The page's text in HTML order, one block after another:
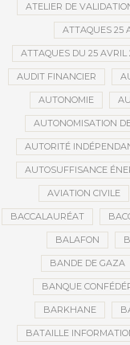
ATELIER DE
ATTAQUES 25
ATTAQUES DU 25 AVRIL
AUDIT FINANCIER
AUTONOMIE
AUTONOMISATION
AUTORITÉ
AUTOSUFFISANCE
AVIATION CIVILE
BACCALAURÉAT
BALAFON
BANDE DE GAZA
BANQUE
BARKHANE
BATAILLE